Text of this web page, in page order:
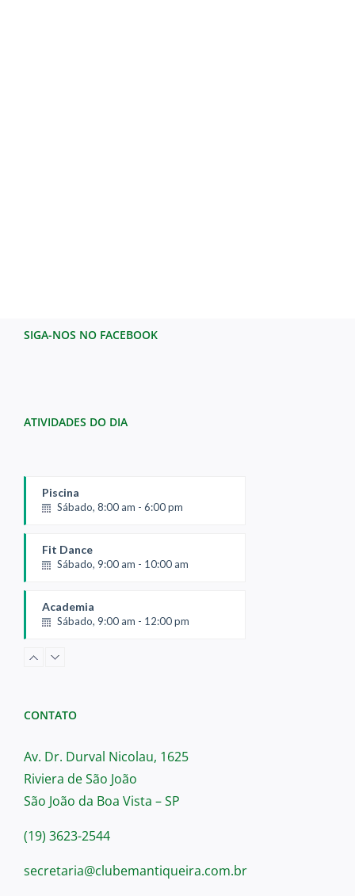
SIGA-NOS NO FACEBOOK
ATIVIDADES DO DIA
Piscina
Sábado, 8:00 am - 6:00 pm
Fit Dance
Sábado, 9:00 am - 10:00 am
Academia
Sábado, 9:00 am - 12:00 pm
Sauna Masculina
CONTATO
Av. Dr. Durval Nicolau, 1625
Riviera de São João
São João da Boa Vista – SP
(19) 3623-2544
secretaria@clubemantiqueira.com.br